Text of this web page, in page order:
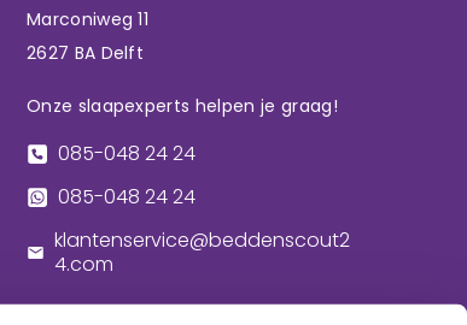
Marconiweg 11
2627 BA Delft
Onze slaapexperts helpen je graag!
085-048 24 24
085-048 24 24
klantenservice@beddenscout2
4.com